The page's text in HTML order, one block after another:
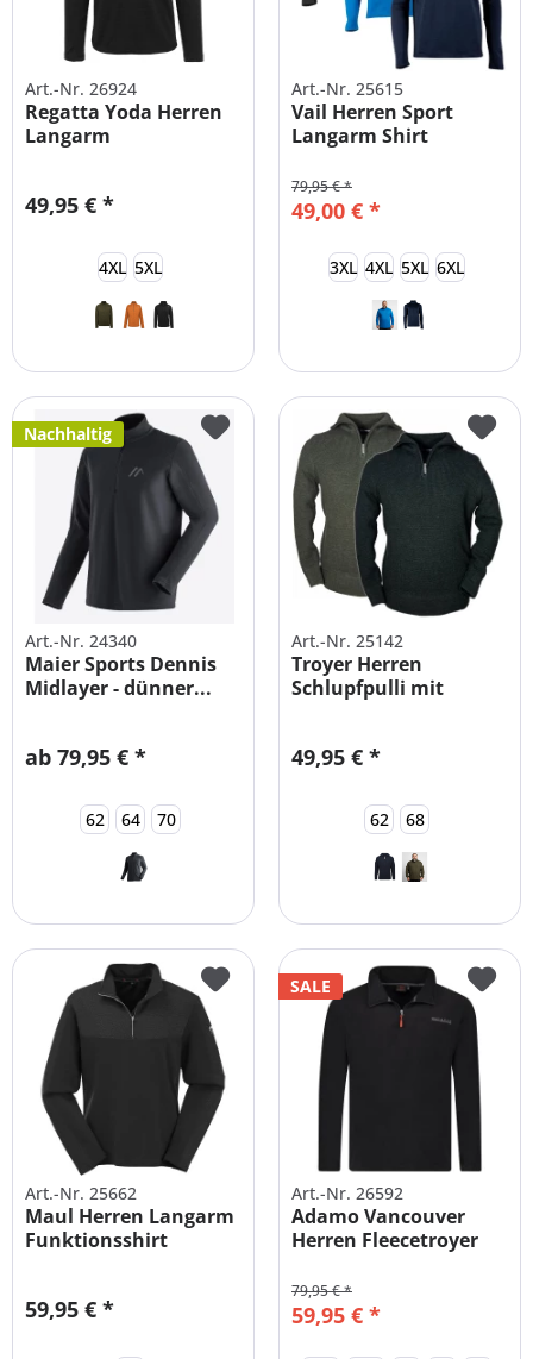
Art.-Nr. 26924
Regatta Yoda Herren
Langarm
49,95 € *
4XL 5XL
Art.-Nr. 25615
Vail Herren Sport
Langarm Shirt
49,00 € *
79,95 € *
3XL 4XL 5XL 6XL
Nachhaltig
Art.-Nr. 24340
Maier Sports Dennis
Midlayer - dünner...
ab 79,95 € *
62 64 70
Art.-Nr. 25142
Troyer Herren
Schlupfpulli mit
49,95 € *
62 68
Art.-Nr. 25662
Maul Herren Langarm
Funktionsshirt
59,95 € *
SALE
Art.-Nr. 26592
Adamo Vancouver
Herren Fleecetroyer
59,95 € *
79,95 € *